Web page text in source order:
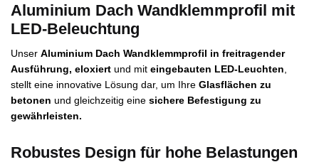
Aluminium Dach Wandklemmprofil mit
LED-Beleuchtung
Unser Aluminium Dach Wandklemmprofil in freitragender
Ausführung, eloxiert und mit eingebauten LED-Leuchten
stellt eine innovative Lösung dar, um Ihre Glasflächen zu
betonen und gleichzeitig eine sichere Befestigung zu
gewährleisten.
Robustes Design für hohe Belastungen